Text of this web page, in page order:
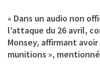
« Dans un audio non
l’attaque du 26 avril,
Monsey, affirmant
munitions »,